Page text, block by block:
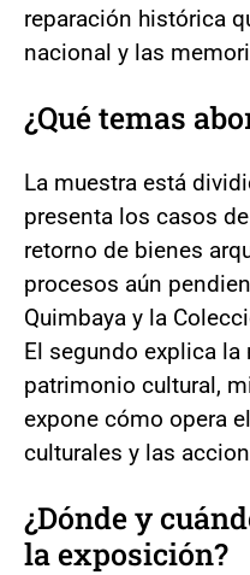
reparación histórica
nacional y las
¿Qué temas
La muestra está
presenta los casos
retorno de bienes
procesos aún
Quimbaya y la
El segundo explica
patrimonio cultural,
expone cómo opera
culturales y las
¿Dónde y
la exposición?